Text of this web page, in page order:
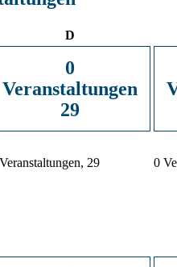
D
0
Veranstaltungen
29
29 0